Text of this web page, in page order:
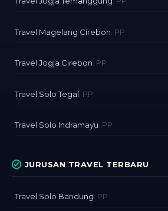
Travel Magelang Cirebon . PP
Travel Jogja Cirebon . PP
Travel Solo Tegal . PP
Travel Solo Indramayu. PP
JURUSAN TRAVEL TERBARU
Travel Solo Bandung . PP